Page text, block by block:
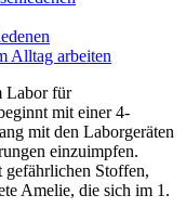
Alltag arbeiten
Labor für
mit einer 4-
mit den Laborgeräten
einzuimpfen.
Stoffen,
Amelie, die sich im 1.